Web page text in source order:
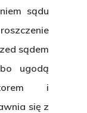
sądu
sądem
ugodą
i
się z